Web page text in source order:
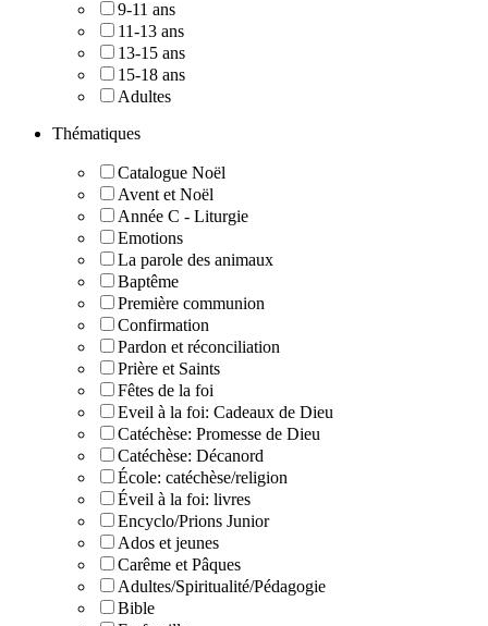
9-11 ans
11-13 ans
13-15 ans
15-18 ans
Adultes
Thématiques
Catalogue Noël
Avent et Noël
Année C - Liturgie
Emotions
La parole des animaux
Baptême
Première communion
Confirmation
Pardon et réconciliation
Prière et Saints
Fêtes de la foi
Eveil à la foi: Cadeaux de Dieu
Catéchèse: Promesse de Dieu
Catéchèse: Décanord
École: catéchèse/religion
Éveil à la foi: livres
Encyclo/Prions Junior
Ados et jeunes
Carême et Pâques
Adultes/Spiritualité/Pédagogie
Bible